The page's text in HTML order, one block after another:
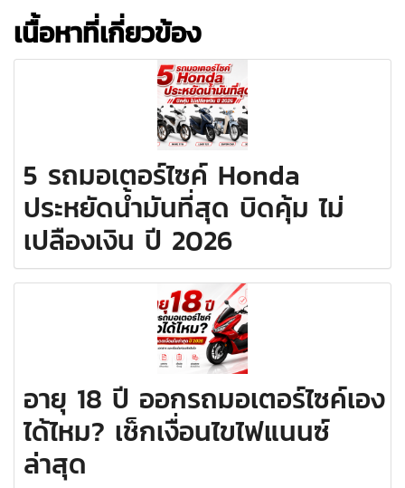
เนื้อหาที่เกี่ยวข้อง
5 รถมอเตอร์ไซค์ Honda
ประหยัดน้ำมันที่สุด บิดคุ้ม ไม่
เปลืองเงิน ปี 2026
อายุ 18 ปี ออกรถมอเตอร์ไซค์เอง
ได้ไหม? เช็กเงื่อนไขไฟแนนซ์
ล่าสุด